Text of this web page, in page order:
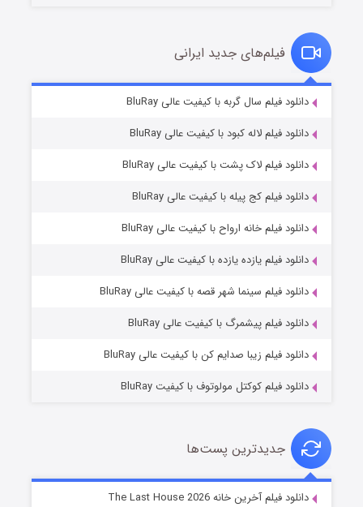
قسمت۷ (زیرنویس) منتشر شد
خاندان اژدها فصل ۳
فیلم‌های جدید ایرانی
دانلود فیلم سال گربه با کیفیت عالی BluRay
دانلود فیلم لاله کبود با کیفیت عالی BluRay
دانلود فیلم لاک پشت با کیفیت عالی BluRay
دانلود فیلم کج‌ پیله با کیفیت عالی BluRay
دانلود فیلم خانه ارواح با کیفیت عالی BluRay
دانلود فیلم یازده یازده با کیفیت عالی BluRay
دانلود فیلم سینما شهر قصه با کیفیت عالی BluRay
دانلود فیلم پیشمرگ با کیفیت عالی BluRay
دانلود فیلم زیبا صدایم کن با کیفیت عالی BluRay
دانلود فیلم کوکتل مولوتوف با کیفیت BluRay
جدیدترین پست‌ها
دانلود فیلم آخرین خانه The Last House 2026